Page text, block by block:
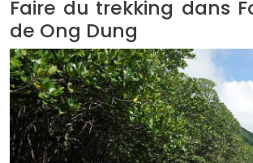
Faire du trekking dans
de Ong Dung